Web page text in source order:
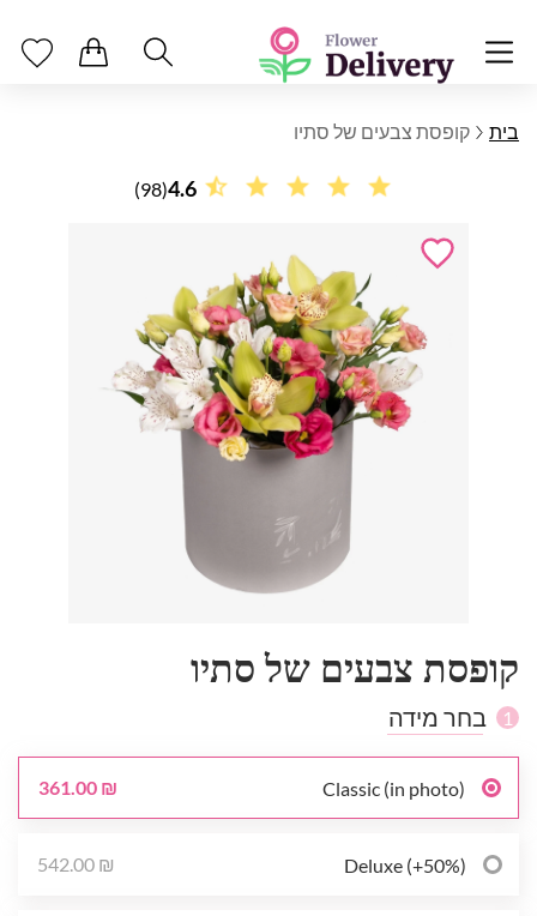
בית קופסת צבעים של סתיו
4.6
(98)
קופסת צבעים של סתיו
1 בחר מידה
Classic (in photo)
361.00 ₪
Deluxe (+50%)
542.00 ₪